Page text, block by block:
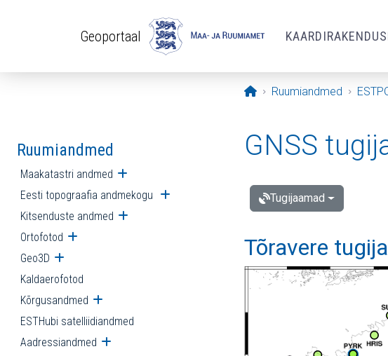
Geoportaal
Avaleht
Ruumiandmed
Ruumiandmed
Maakatastri andmed Ava alammenüü
Eesti topograafia andmekogu Ava alammenüü
Kitsenduste andmed Ava alammenüü
Ortofotod Ava alammenüü
Geo3D Ava alammenüü
Kaldaerofotod
Kõrgusandmed Ava alammenüü
ESTHubi satelliidiandmed
Aadressiandmed Ava alammenüü
GNSS
Tugijaamad
Tõravere